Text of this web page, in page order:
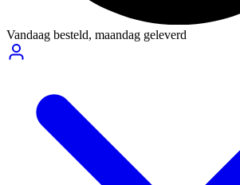
Vandaag besteld, maandag geleverd